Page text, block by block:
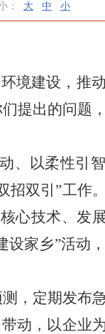
： 大 中 小
境建设，推
提出的问题
、以柔性引
招双引”工作
心技术、发展
设家乡”活动
，定期发布
动，以企业